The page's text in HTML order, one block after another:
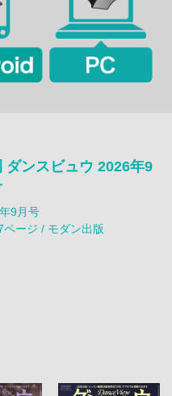
ダンスビュウ 2026年9
9月号
ページ / モダン出版